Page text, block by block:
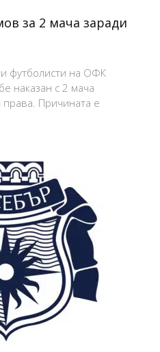
за 2 мача заради
футболисти на ОФК
наказан с 2 мача
Причината е